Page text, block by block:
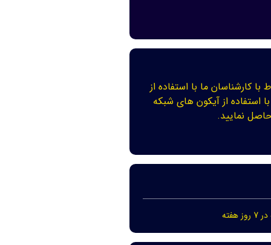
با کارشناسان ما با استفاده از
استفاده از آیکون های شبکه
نمایید.